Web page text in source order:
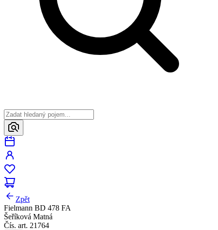
Zpět
Fielmann BD 478 FA
Šeříková Matná
Čís. art. 21764